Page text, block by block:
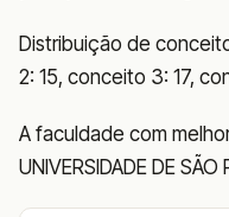
Distribuição de
2: 15, conceito 3: 17,
A faculdade com
UNIVERSIDADE DE